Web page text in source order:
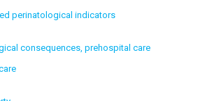
perinatological indicators
consequences, prehospital care